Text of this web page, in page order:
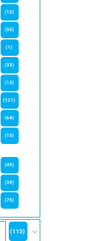
(12)
(55)
(1)
(33)
(13)
(121)
(64)
(15)
(49)
(39)
(75)
(115)
GCMS - SẮC KÝ GHÉP
2 mL Serum Vial,